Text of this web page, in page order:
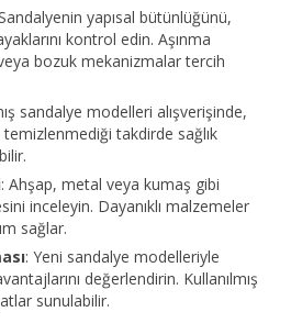
yapısal bütünlüğünü,
kontrol edin. Aşınma
bozuk mekanizmalar tercih
sandalye modelleri alışverişinde,
takdirde sağlık
: Ahşap, metal veya kumaş gibi
inceleyin. Dayanıklı malzemeler
sağlar.
: Yeni sandalye modelleriyle
değerlendirin. Kullanılmış
sunulabilir.